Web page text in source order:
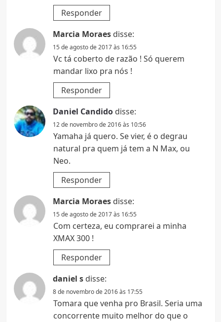
Responder
Marcia Moraes disse:
15 de agosto de 2017 às 16:55
Vc tá coberto de razão ! Só querem
mandar lixo pra nós !
Responder
Daniel Candido disse:
12 de novembro de 2016 às 10:56
Yamaha já quero. Se vier, é o degrau
natural pra quem já tem a N Max, ou
Neo.
Responder
Marcia Moraes disse:
15 de agosto de 2017 às 16:55
Com certeza, eu comprarei a minha
XMAX 300 !
Responder
daniel s disse:
8 de novembro de 2016 às 17:55
Tomara que venha pro Brasil. Seria uma
concorrente muito melhor do que o